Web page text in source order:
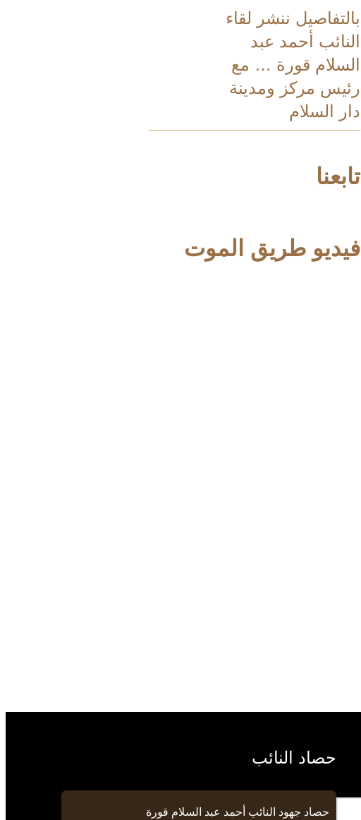
بالتفاصيل ننشر لقاء
النائب أحمد عبد
السلام قورة … مع
رئيس مركز ومدينة
دار السلام
تابعنا
فيديو طريق الموت
حصاد النائب
حصاد جهود النائب أحمد عبد السلام قورة